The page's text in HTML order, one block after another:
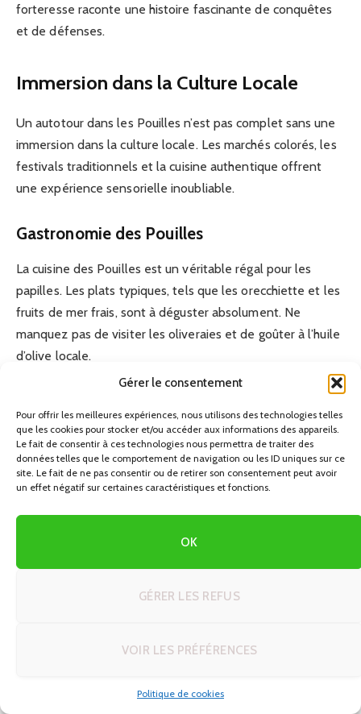
Gérer le consentement
Pour offrir les meilleures expériences, nous utilisons des technologies telles
que les cookies pour stocker et/ou accéder aux informations des appareils.
Le fait de consentir à ces technologies nous permettra de traiter des
données telles que le comportement de navigation ou les ID uniques sur ce
site. Le fait de ne pas consentir ou de retirer son consentement peut avoir
un effet négatif sur certaines caractéristiques et fonctions.
OK
GÉRER LES REFUS
VOIR LES PRÉFÉRENCES
Politique de cookies
forteresse raconte une histoire fascinante de conquêtes
et de défenses.
Immersion dans la Culture Locale
Un autotour dans les Pouilles n’est pas complet sans une
immersion dans la culture locale. Les marchés colorés, les
festivals traditionnels et la cuisine authentique offrent
une expérience sensorielle inoubliable.
Gastronomie des Pouilles
La cuisine des Pouilles est un véritable régal pour les
papilles. Les plats typiques, tels que les orecchiette et les
fruits de mer frais, sont à déguster absolument. Ne
manquez pas de visiter les oliveraies et de goûter à l’huile
d’olive locale.
Les Paysages Époustouflants des
Pouilles
Les paysages des Pouilles sont aussi variés que
magnifiques. Des plages de sable fin aux falaises
escarpées, chaque coin de la région offre une vue à
couper le souffle. Les amateurs de nature apprécieront les
randonnées dans le parc national du Gargano.
Les côtes des Pouilles sont réputées pour leur beauté. Les
cristallines, sont idéales pour la baignade et la détente.